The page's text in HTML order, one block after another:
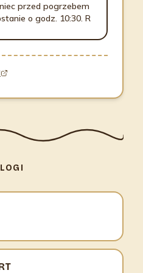
przed pogrzebem
o godz. 10:30. R